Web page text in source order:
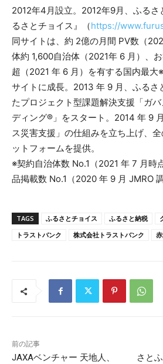
2012年4月設立。2012年9月、ふるさ
るさとチョイス』（https://
同サイトは、約 2億の月間 PV数（
体約 1,600自治体（2021年 6 月）、
超（2021 年 6 月）を有する国内最大
サイトに成長。2013 年 9 月、ふるさ
たプロジェクト型課題解決支援「ガ
ディング®」をスタート。2014 年 9
ス災害支援」の仕組みを立ち上げ、
ットフォームを提供。
※契約自治体数 No.1（2021 年 7 月時
品掲載数 No.1（2020 年 9 月 JMRO 調
TAGS ふるさとチョイス ふるさと納税
トラストバンク
株式会社トラストバンク
前の記事
JAXAベンチャー 天地人、
さと